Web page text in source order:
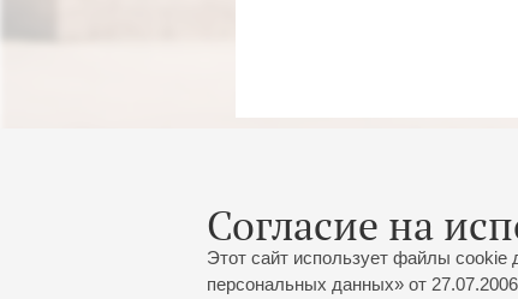
Согласие на
Этот сайт использует файлы cookie
персональных данных» от